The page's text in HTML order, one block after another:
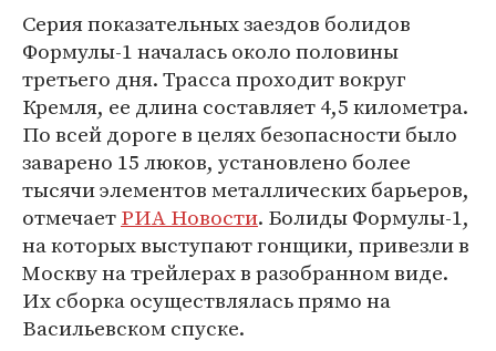
Серия показательных заездов болидов
Формулы-1 началась около половины
третьего дня. Трасса проходит вокруг
Кремля, ее длина составляет 4,5 километра.
По всей дороге в целях безопасности было
заварено 15 люков, установлено более
тысячи элементов металлических барьеров,
отмечаетРИА Новости. Болиды Формулы-1,
на которых выступают гонщики, привезли в
Москву на трейлерах в разобранном виде.
Их сборка осуществлялась прямо на
Васильевском спуске.